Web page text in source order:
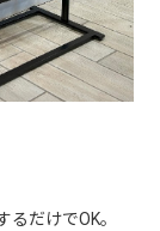
だけでOK。